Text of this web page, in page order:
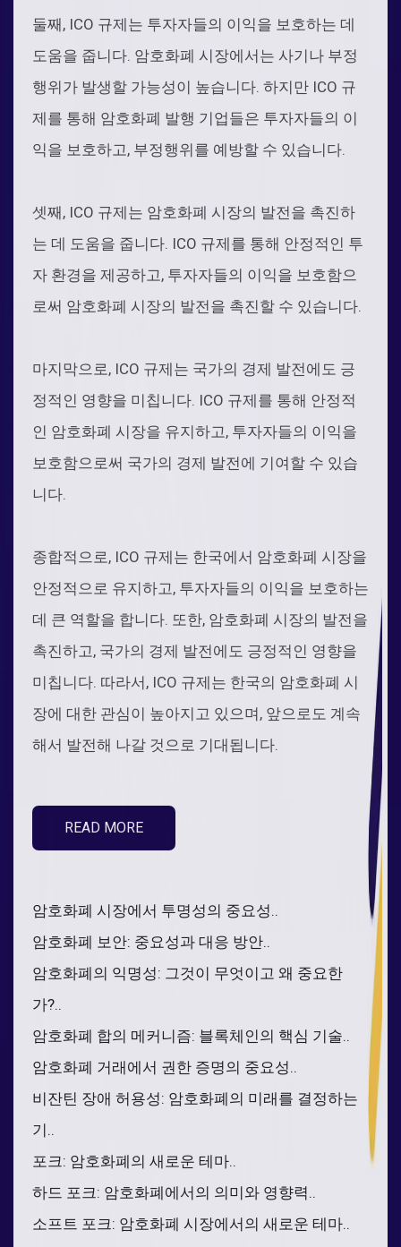
둘째, ICO 규제는 투자자들의 이익을 보호하는 데
도움을 줍니다. 암호화폐 시장에서는 사기나 부정
행위가 발생할 가능성이 높습니다. 하지만 ICO 규
제를 통해 암호화폐 발행 기업들은 투자자들의 이
익을 보호하고, 부정행위를 예방할 수 있습니다.
셋째, ICO 규제는 암호화폐 시장의 발전을 촉진하
는 데 도움을 줍니다. ICO 규제를 통해 안정적인 투
자 환경을 제공하고, 투자자들의 이익을 보호함으
로써 암호화폐 시장의 발전을 촉진할 수 있습니다.
마지막으로, ICO 규제는 국가의 경제 발전에도 긍
정적인 영향을 미칩니다. ICO 규제를 통해 안정적
인 암호화폐 시장을 유지하고, 투자자들의 이익을
보호함으로써 국가의 경제 발전에 기여할 수 있습
니다.
종합적으로, ICO 규제는 한국에서 암호화폐 시장을
안정적으로 유지하고, 투자자들의 이익을 보호하는
데 큰 역할을 합니다. 또한, 암호화폐 시장의 발전을
촉진하고, 국가의 경제 발전에도 긍정적인 영향을
미칩니다. 따라서, ICO 규제는 한국의 암호화폐 시
장에 대한 관심이 높아지고 있으며, 앞으로도 계속
해서 발전해 나갈 것으로 기대됩니다.
READ MORE
암호화폐 시장에서 투명성의 중요성..
암호화폐 보안: 중요성과 대응 방안..
암호화폐의 익명성: 그것이 무엇이고 왜 중요한
가?..
암호화폐 합의 메커니즘: 블록체인의 핵심 기술..
암호화폐 거래에서 권한 증명의 중요성..
비잔틴 장애 허용성: 암호화폐의 미래를 결정하는
기..
포크: 암호화폐의 새로운 테마..
하드 포크: 암호화폐에서의 의미와 영향력..
소프트 포크: 암호화폐 시장에서의 새로운 테마..